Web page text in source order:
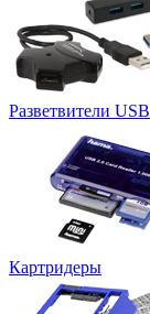
Разветвители USB
Картридеры